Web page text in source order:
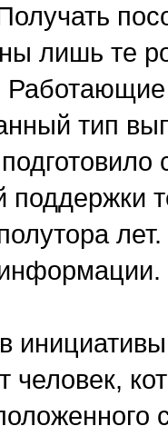
лишь те
Работающие
тип
поддержки
человек,